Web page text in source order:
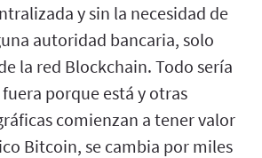
y sin la necesidad de
autoridad bancaria, solo
la red Blockchain. Todo sería
porque está y otras
comienzan a tener valor
Bitcoin, se cambia por miles